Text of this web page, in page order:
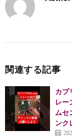
関連する記事
カプ
レー
ムセ
ンク